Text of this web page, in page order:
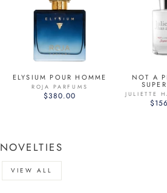
ELYSIUM POUR HOMME
ROJA PARFUMS
$380.00
NOT A
JULIETTE
NOVELTIES
VIEW ALL